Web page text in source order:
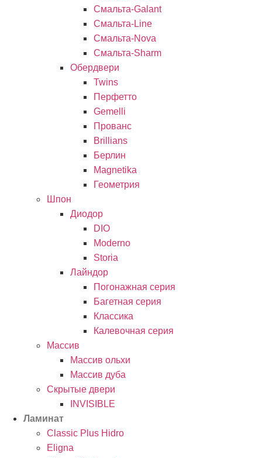
Смальта-Galant
Смальта-Line
Смальта-Nova
Смальта-Sharm
Обердвери
Twins
Перфетто
Gemelli
Прованс
Brillians
Берлин
Magnetika
Геометрия
Шпон
Диодор
DIO
Moderno
Storia
Лайндор
Погонажная серия
Багетная серия
Классика
Калевочная серия
Массив
Массив ольхи
Массив дуба
Скрытые двери
INVISIBLE
Ламинат
Classic Plus Hidro
Eligna